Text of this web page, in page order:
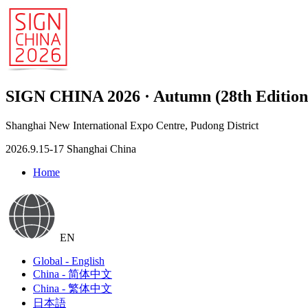
SIGN CHINA 2026 · Autumn (28th
Shanghai New International Expo Centre, Pudong District
2026.9.15-17 Shanghai China
Home
EN
Global - English
China - 简体中文
China - 繁体中文
日本語